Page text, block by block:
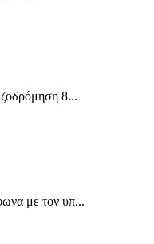
8...
με τον υπ...